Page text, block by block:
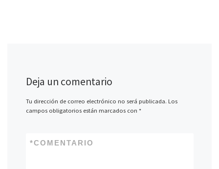
Deja un comentario
Tu dirección de correo electrónico no será publicada. Los
campos obligatorios están marcados con *
COMENTARIO
*